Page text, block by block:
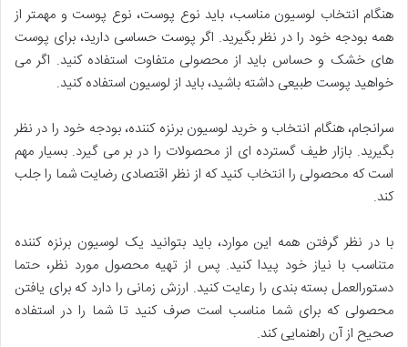
هنگام انتخاب لوسیون مناسب، باید نوع پوست، نوع پوست و مهمتر از
همه بودجه خود را در نظر بگیرید. اگر پوست حساسی دارید، برای پوست
های خشک و حساس باید از محصولی متفاوت استفاده کنید. اگر می
خواهید پوست طبیعی داشته باشید، باید از لوسیون استفاده کنید.
سرانجام، هنگام انتخاب و خرید لوسیون برنزه کننده، بودجه خود را در نظر
بگیرید. بازار طیف گسترده ای از محصولات را در بر می گیرد. بسیار مهم
است که محصولی را انتخاب کنید که از نظر اقتصادی رضایت شما را جلب
کند.
با در نظر گرفتن همه این موارد، باید بتوانید یک لوسیون برنزه کننده
متناسب با نیاز خود پیدا کنید. پس از تهیه محصول مورد نظر، حتما
دستورالعمل بسته بندی را رعایت کنید. ارزش زمانی را دارد که برای یافتن
محصولی که برای شما مناسب است صرف کنید تا شما را در استفاده
صحیح از آن راهنمایی کند.